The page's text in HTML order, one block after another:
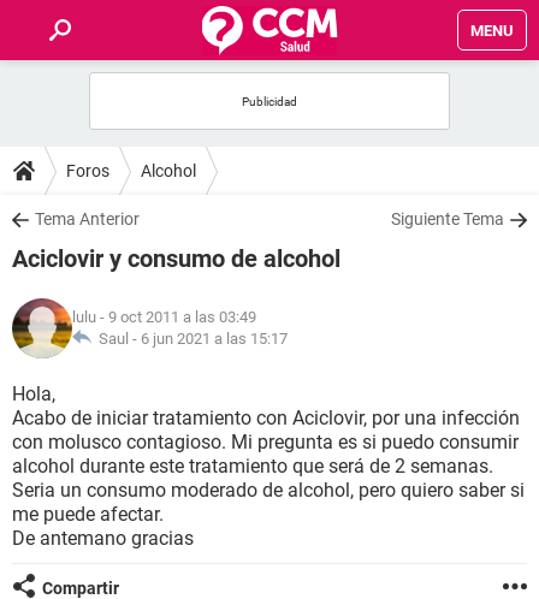
MENU
FOROS
SALUD
NUTRICIÓN
BIENESTAR
SEXUALIDAD
GLOSARIO
Foros Alcohol
Tema Anterior Siguiente Tema
Aciclovir y consumo de alcohol
lulu - 9 oct 2011 a las 03:49
Saul - 6 jun 2021 a las 15:17
Hola,
Acabo de iniciar tratamiento con Aciclovir, por una infección
con molusco contagioso. Mi pregunta es si puedo consumir
alcohol durante este tratamiento que será de 2 semanas.
Seria un consumo moderado de alcohol, pero quiero saber si
me puede afectar.
De antemano gracias
Compartir